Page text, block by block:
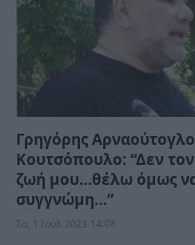
Γρηγόρης
Κουτσόπουλο: “Δεν
ζωή μου…θέλω όμως
συγγνώμη…”
Σα, 1 Ιούλ 2023 14:08